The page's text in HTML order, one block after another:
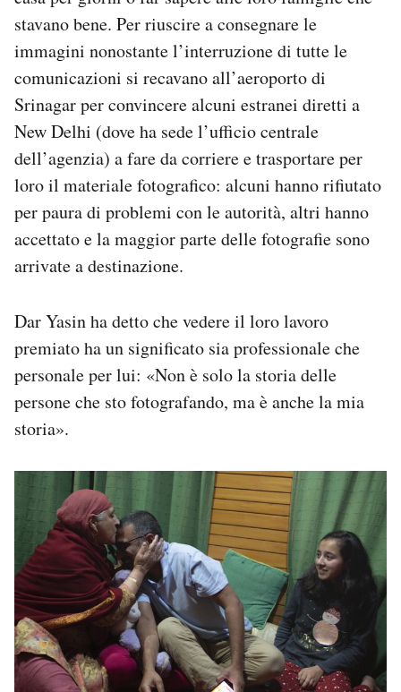
stavano bene. Per riuscire a consegnare le
immagini nonostante l’interruzione di tutte le
comunicazioni si recavano all’aeroporto di
Srinagar per convincere alcuni estranei diretti a
New Delhi (dove ha sede l’ufficio centrale
dell’agenzia) a fare da corriere e trasportare per
loro il materiale fotografico: alcuni hanno rifiutato
per paura di problemi con le autorità, altri hanno
accettato e la maggior parte delle fotografie sono
arrivate a destinazione.
Dar Yasin ha detto che vedere il loro lavoro
premiato ha un significato sia professionale che
personale per lui: «Non è solo la storia delle
persone che sto fotografando, ma è anche la mia
storia».